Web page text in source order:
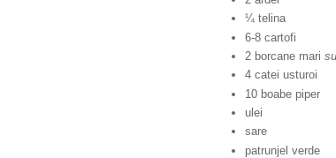
¼ telina
6-8 cartofi
2 borcane mari
4 catei usturoi
10 boabe piper
ulei
sare
patrunjel verde